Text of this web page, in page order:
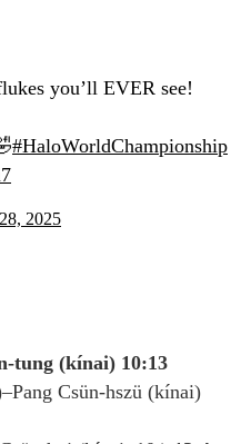
you’ll EVER see!
#HaloWorldChampionship
2025
tung (kínai) 10:13
–Pang Csün-hszü (kínai)